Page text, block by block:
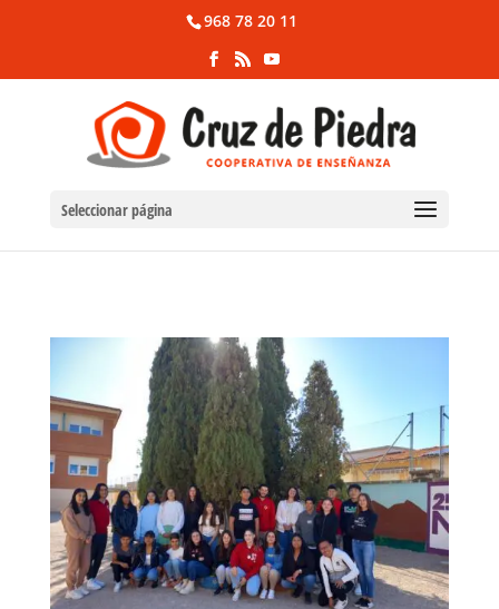
968 78 20 11
Seleccionar página